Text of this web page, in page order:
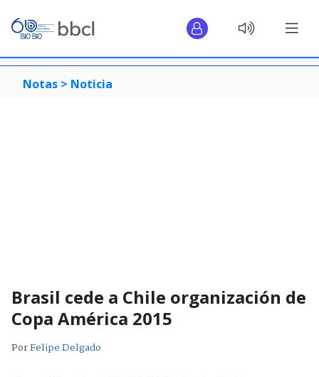
Notas > Noticia
Brasil cede a Chile organización de
Copa América 2015
PorFelipe Delgado